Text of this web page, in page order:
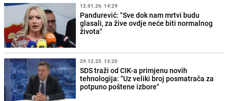
12.01.26. 14:29
Pandurević: "Sve dok nam mrtvi budu
glasali, za žive ovdje neće biti normalnog
života"
29.12.25. 13:20
SDS traži od CIK-a primjenu novih
tehnologija: "Uz veliki broj posmatrača za
potpuno poštene izbore"